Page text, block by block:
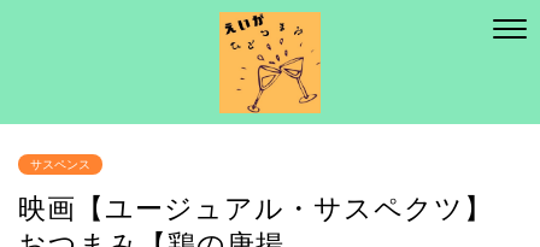
サスペンス
映画【ユージュアル・サスペクツ】